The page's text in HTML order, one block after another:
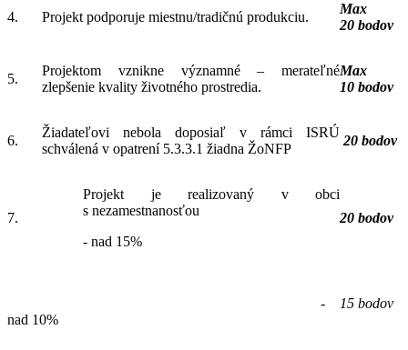
4. Projekt podporuje miestnu/tradičnú produkciu.
Max
20 bodov
5.
Projektom vznikne významné – merateľné
zlepšenie kvality životného prostredia.
Max
10 bodov
6.
Žiadateľovi nebola doposiaľ v rámci ISRÚ
schválená v opatrení 5.3.3.1 žiadna ŽoNFP
20 bodov
7.
Projekt je realizovaný v obci
s nezamestnanosťou
- nad 15%
20 bodov
-
nad 10%
15 bodov